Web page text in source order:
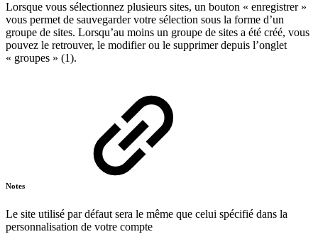
Lorsque vous sélectionnez plusieurs sites, un bouton « enregistrer »
vous permet de sauvegarder votre sélection sous la forme d’un
groupe de sites. Lorsqu’au moins un groupe de sites a été créé, vous
pouvez le retrouver, le modifier ou le supprimer depuis l’onglet
« groupes » (1).
Notes
Le site utilisé par défaut sera le même que celui spécifié dans la
personnalisation de votre compte